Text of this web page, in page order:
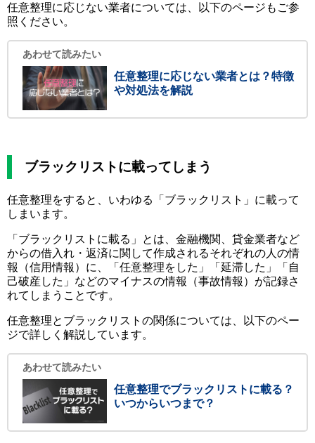
任意整理に応じない業者については、以下のページもご参
照ください。
あわせて読みたい
任意整理に応じない業者とは？特徴
や対処法を解説
ブラックリストに載ってしまう
任意整理をすると、いわゆる「ブラックリスト」に載って
しまいます。
「ブラックリストに載る」とは、金融機関、貸金業者など
からの借入れ・返済に関して作成されるそれぞれの人の情
報（信用情報）に、「任意整理をした」「延滞した」「自
己破産した」などのマイナスの情報（事故情報）が記録さ
れてしまうことです。
任意整理とブラックリストの関係については、以下のペー
ジで詳しく解説しています。
あわせて読みたい
任意整理でブラックリストに載る？
いつからいつまで？